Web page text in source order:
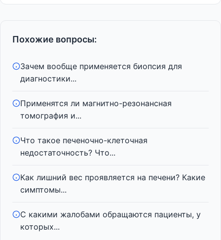
Похожие вопросы:
Зачем вообще применяется биопсия для
диагностики...
Применятся ли магнитно-резонансная
томография и...
Что такое печеночно-клеточная
недостаточность? Что...
Как лишний вес проявляется на печени? Какие
симптомы...
С какими жалобами обращаются пациенты, у
которых...